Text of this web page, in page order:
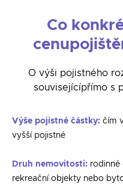
Co
cenu
O výši pojistného
souvisejícípřímo s
Výše pojistné částky: čím
vyšší pojistné
Druh nemovitosti: rodinné
rekreační objekty nebo